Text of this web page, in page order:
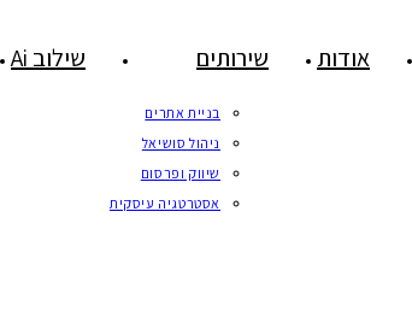
אודות שירותים
בניית אתרים
ניהול סושיאל
שיווק ופרסום
אסטרטגיה עיסקית
שילוב Ai